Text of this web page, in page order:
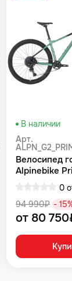
В наличии
Арт.
Велосипед
Alpinebike
туманный0
94 990₽ -
от 80